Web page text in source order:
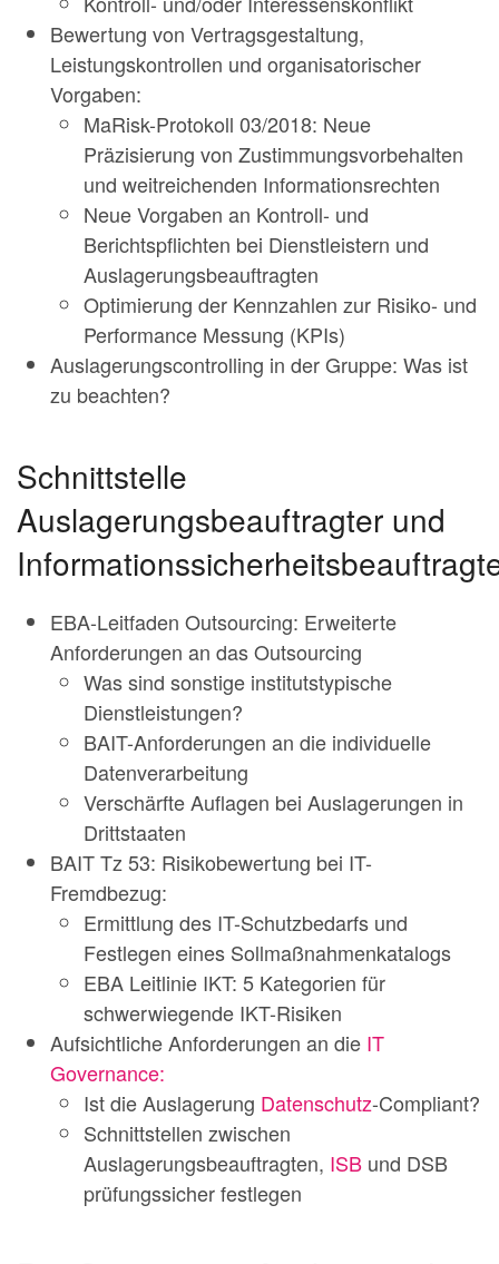
Bewertung von Vertragsgestaltung,
Leistungskontrollen und organisatorischer
Vorgaben:
MaRisk-Protokoll 03/2018: Neue
Präzisierung von Zustimmungsvorbehalten
und weitreichenden Informationsrechten
Neue Vorgaben an Kontroll- und
Berichtspflichten bei Dienstleistern und
Auslagerungsbeauftragten
Optimierung der Kennzahlen zur Risiko- und
Performance Messung (KPIs)
Auslagerungscontrolling in der Gruppe: Was ist
zu beachten?
Schnittstelle
Auslagerungsbeauftragter und
EBA-Leitfaden Outsourcing: Erweiterte
Anforderungen an das Outsourcing
Was sind sonstige institutstypische
Dienstleistungen?
BAIT-Anforderungen an die individuelle
Datenverarbeitung
Verschärfte Auflagen bei Auslagerungen in
Drittstaaten
BAIT Tz 53: Risikobewertung bei IT-
Fremdbezug:
Ermittlung des IT-Schutzbedarfs und
Festlegen eines Sollmaßnahmenkatalogs
EBA Leitlinie IKT: 5 Kategorien für
schwerwiegende IKT-Risiken
Aufsichtliche Anforderungen an die IT
Governance:
Ist die Auslagerung Datenschutz-Compliant?
Schnittstellen zwischen
Auslagerungsbeauftragten, ISB und DSB
prüfungssicher festlegen